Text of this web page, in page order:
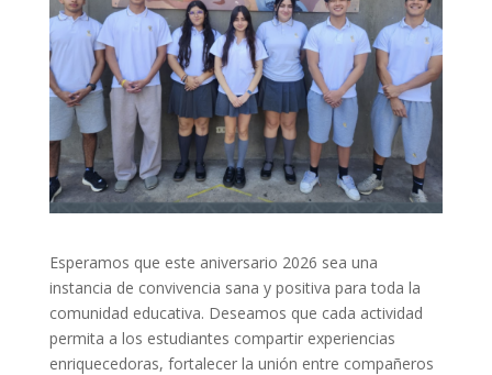
Esperamos que este aniversario 2026 sea una
instancia de convivencia sana y positiva para toda la
comunidad educativa. Deseamos que cada actividad
permita a los estudiantes compartir experiencias
enriquecedoras, fortalecer la unión entre compañeros